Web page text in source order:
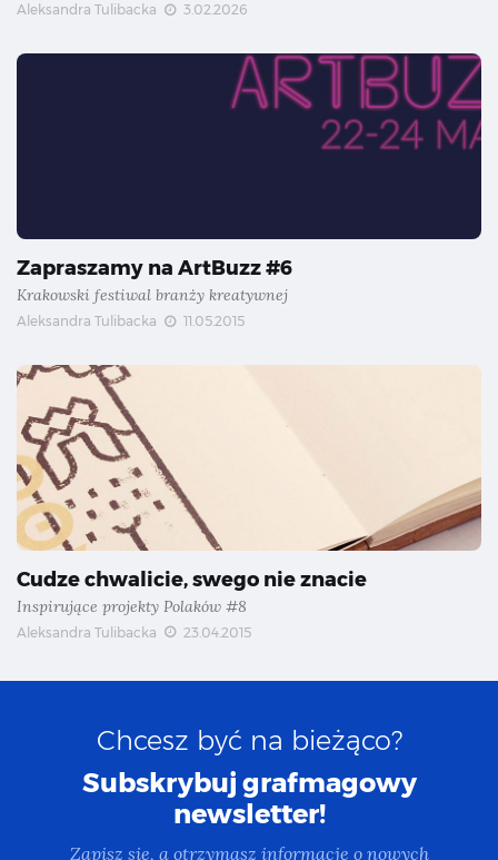
Aleksandra Tulibacka 3.02.2026
Zapraszamy na ArtBuzz #6
Krakowski festiwal branży kreatywnej
Aleksandra Tulibacka 11.05.2015
Cudze chwalicie, swego nie znacie
Inspirujące projekty Polaków #8
Aleksandra Tulibacka 23.04.2015
Chcesz być na bieżąco?
Subskrybuj grafmagowy
newsletter!
Zapisz się, a otrzymasz informacje o nowych